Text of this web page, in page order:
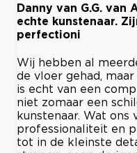
Danny van G.G. van
echte kunstenaar.
perfectioni
Wij hebben al
de vloer gehad,
is echt van een
niet zomaar een
kunstenaar. Wat ons
professionaliteit en
tot in de kleinste